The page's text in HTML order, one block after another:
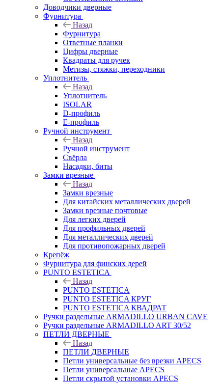
Доводчики дверные
Фурнитура
Назад
Фурнитура
Ответные планки
Цифры дверные
Квадраты для ручек
Метизы, стяжки, переходники
Уплотнитель
Назад
Уплотнитель
ISOLAR
D-профиль
Е-профиль
Ручной инструмент
Назад
Ручной инструмент
Свёрла
Насадки, биты
Замки врезные
Назад
Замки врезные
Для китайских металлических дверей
Замки врезные почтовые
Для легких дверей
Для профильных дверей
Для металлических дверей
Для противопожарных дверей
Крепёж
Фурнитура для финских дерей
PUNTO ESTETICA
Назад
PUNTO ESTETICA
PUNTO ESTETICA КРУГ
PUNTO ESTETICA КВАДРАТ
Ручки раздельные ARMADILLO URBAN CAVE
Ручки раздельные ARMADILLO ART 30/52
ПЕТЛИ ДВЕРНЫЕ
Назад
ПЕТЛИ ДВЕРНЫЕ
Петли универсальные без врезки APECS
Петли универсальные APECS
Петли скрытой установки APECS